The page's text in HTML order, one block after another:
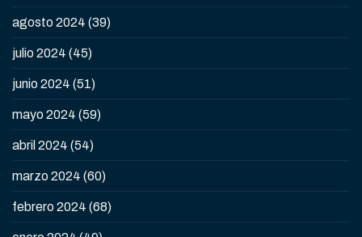
agosto 2024 (39)
julio 2024 (45)
junio 2024 (51)
mayo 2024 (59)
abril 2024 (54)
marzo 2024 (60)
febrero 2024 (68)